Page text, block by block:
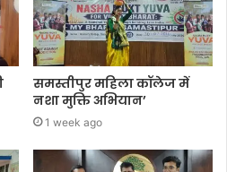
समस्तीपुर महिला कॉलेज में
नशा मुक्ति अभियान’
1 week ago